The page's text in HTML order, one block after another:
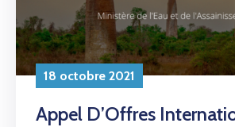
18 octobre 2021
Appel D’Offres